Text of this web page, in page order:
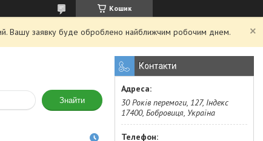
Кошик
Вашу заявку буде оброблено найближчим робочим днем.
Знайти
Контакти
30 Років перемоги, 127, Індекс
17400, Бобровиця, Україна